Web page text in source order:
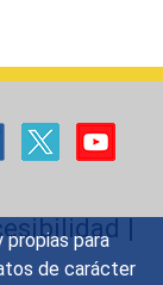
para
de carácter
|